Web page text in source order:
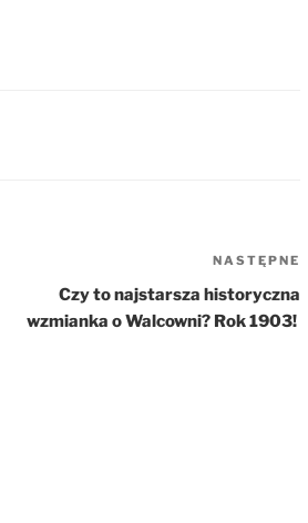
NASTĘPNE
Czy to najstarsza historyczna
wzmianka o Walcowni? Rok 1903!